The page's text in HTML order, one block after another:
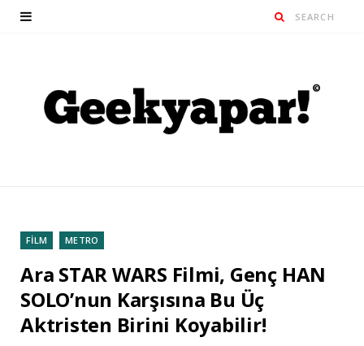
FİLM METRO
Ara STAR WARS Filmi, Genç HAN
SOLO’nun Karşısına Bu Üç
Aktristen Birini Koyabilir!